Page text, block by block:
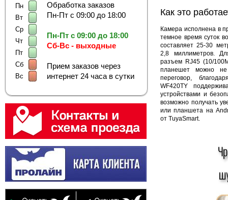
Пн
Вт
Ср
Чт
Пт
Сб
Вс
Обработка заказов
Пн-Пт с 09:00 до 18:00
Пн-Пт с 09:00 до 18:00
Сб-Вс - выходные
Прием заказов через
интернет 24 часа в сутки
Как это
Камера исполнена в
темное время суток
составляет 25-30
2,8 миллиметров.
разъем RJ45 (10/
планешет можно не
переговор,
WF420TY
устройствами и
возможно получать
или планшета на
от TuyaSmart.